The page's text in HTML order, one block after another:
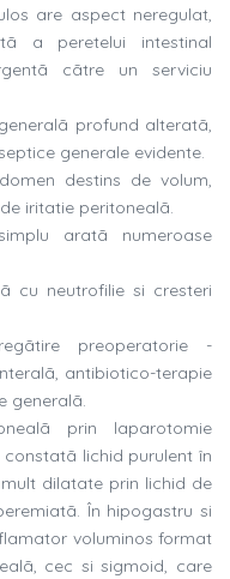
are aspect neregulat,
a peretelui intestinal
cãtre un serviciu
profund alteratã,
generale evidente.
destins de volum,
iritatie peritonealã.
aratã numeroase
cu neutrofilie si cresteri
preoperatorie -
antibiotico-terapie
generalã.
prin laparotomie
lichid purulent în
dilatate prin lichid de
În hipogastru si
voluminos format
cec si sigmoid, care